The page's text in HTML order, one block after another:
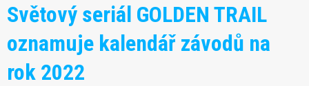
Světový seriál GOLDEN TRAIL
oznamuje kalendář závodů na
rok 2022